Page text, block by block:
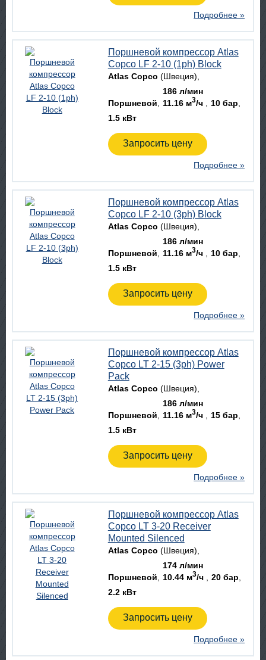
Подробнее »
Поршневой компрессор Atlas
Copco LF 2-10 (1ph) Block
Atlas Copco (Швеция)
Поршневой
186 л/мин
11.16 м3/ч
10 бар
1.5 кВт
Запросить цену
Подробнее »
Поршневой компрессор Atlas
Copco LF 2-10 (3ph) Block
Atlas Copco (Швеция)
Поршневой
186 л/мин
11.16 м3/ч
10 бар
1.5 кВт
Запросить цену
Подробнее »
Поршневой компрессор Atlas
Copco LT 2-15 (3ph) Power
Pack
Atlas Copco (Швеция)
Поршневой
186 л/мин
11.16 м3/ч
15 бар
1.5 кВт
Запросить цену
Подробнее »
Поршневой компрессор Atlas
Copco LT 3-20 Receiver
Mounted Silenced
Atlas Copco (Швеция)
Поршневой
174 л/мин
10.44 м3/ч
20 бар
2.2 кВт
Запросить цену
Подробнее »